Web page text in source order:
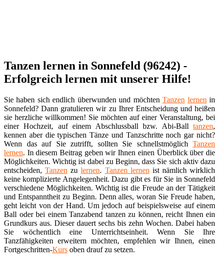
Tanzen lernen in Sonnefeld (96242) -
Erfolgreich lernen mit unserer Hilfe!
Sie haben sich endlich überwunden und möchtenTanzen lernen in
Sonnefeld? Dann gratulieren wir zu Ihrer Entscheidung und heißen
sie herzliche willkommen! Sie möchten auf einer Veranstaltung, bei
einer Hochzeit, auf einem Abschlussball bzw. Abi-Ball tanzen,
kennen aber die typischen Tänze und Tanzschritte noch gar nicht?
Wenn das auf Sie zutrifft, sollten Sie schnellstmöglich Tanzen
lernen. In diesem Beitrag geben wir Ihnen einen Überblick über die
Möglichkeiten. Wichtig ist dabei zu Beginn, dass Sie sich aktiv dazu
entscheiden,Tanzen zulernen. Tanzen lernen ist nämlich wirklich
keine komplizierte Angelegenheit. Dazu gibt es für Sie in Sonnefeld
verschiedene Möglichkeiten. Wichtig ist die Freude an der Tätigkeit
und Entspanntheit zu Beginn. Denn alles, woran Sie Freude haben,
geht leicht von der Hand. Um jedoch auf beispielsweise auf einem
Ball oder bei einem Tanzabend tanzen zu können, reicht Ihnen ein
Grundkurs aus. Dieser dauert sechs bis zehn Wochen. Dabei haben
Sie wöchentlich eine Unterrichtseinheit. Wenn Sie Ihre
Tanzfähigkeiten erweitern möchten, empfehlen wir Ihnen, einen
Fortgeschritten-Kurs oben drauf zu setzen.